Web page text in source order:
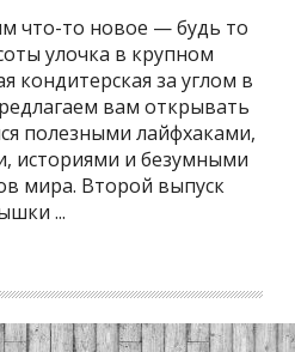
что-то новое — будь то
улочка в крупном
кондитерская за углом в
вам открывать
полезными лайфхаками,
историями и безумными
мира. Второй выпуск
...